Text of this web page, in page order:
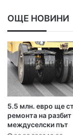
ОЩЕ НОВИНИ
5.5 млн. евро ще
ремонта на разбит
междуселски път